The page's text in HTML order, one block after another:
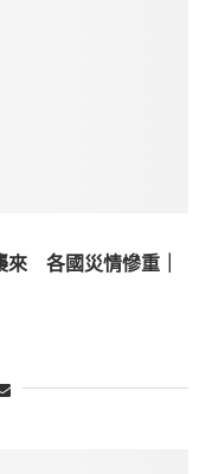
來 各國災情慘重｜